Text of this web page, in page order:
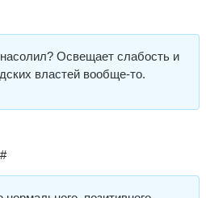
Освещает слабость и
властей вообще-то.
#